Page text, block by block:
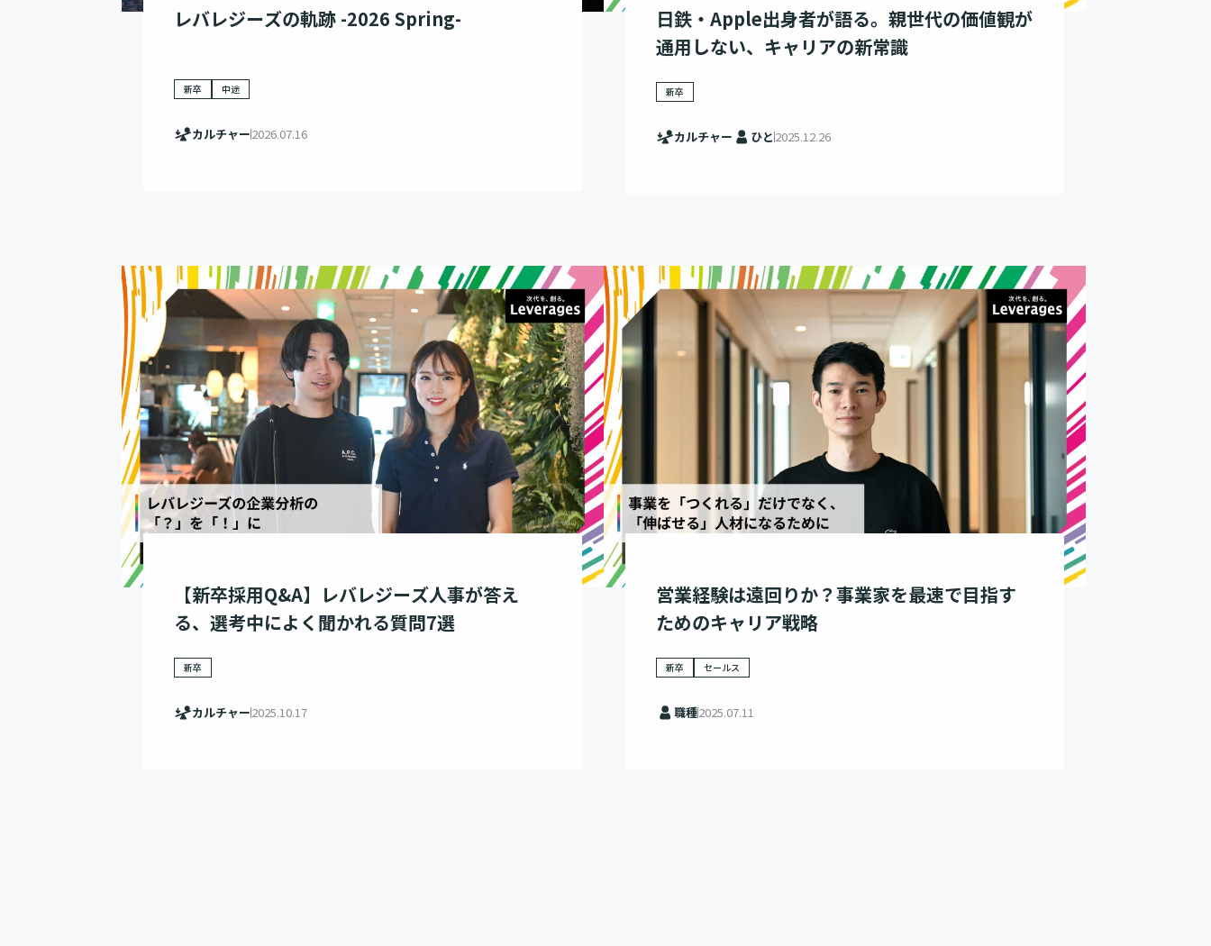
レバレジーズの軌跡 -2026 Spring-
新卒 中途
カルチャー2026.07.16
日鉄・Apple出身者が語る。親世代の価値観が
通用しない、キャリアの新常識
新卒
カルチャー ひと 2025.12.26
【新卒採用Q&A】レバレジーズ人事が答え
る、選考中によく聞かれる質問7選
新卒
カルチャー2025.10.17
営業経験は遠回りか？事業家を最速で目指す
ためのキャリア戦略
新卒 セールス
職種2025.07.11